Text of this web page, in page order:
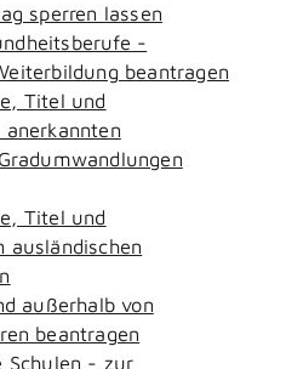
sperren lassen
-
beantragen
Titel und
anerkannten
Titel und
ausländischen
außerhalb von
beantragen
Schulen - zur